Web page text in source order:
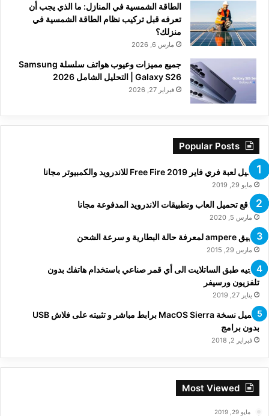
الطاقة الشمسية في المنازل: ما الذي يجب أن
تعرفه قبل تركيب نظام الطاقة الشمسية في
منزلك؟
مارس 6, 2026
جميع مميزات وعيوب هواتف سلسلة Samsung
Galaxy S26 | التحليل الشامل 2026
فبراير 27, 2026
Popular Posts
تحميل لعبة فري فاير Free Fire 2019 للاندرويد والكمبيوتر مجانا
مايو 29, 2019
مواقع تحميل العاب وتطبيقات الاندرويد المدفوعة مجانا
مارس 5, 2020
تطبيق ampere لمعرفة حالة البطارية و سرعة الشحن
مارس 29, 2015
توجيه طبق الساتلايت الى أي قمر صناعي باستخدام هاتفك بدون
تلفزيون ورسيفر
يناير 27, 2019
تحميل نسخة MacOS Sierra برابط مباشر و تثبيته على فلاش USB
بدون برامج
فبراير 2, 2018
Most Viewed
مايو 29, 2019